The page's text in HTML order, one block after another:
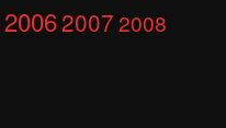
200620072008